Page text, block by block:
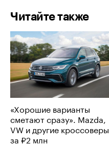
Читайте также
«Хорошие варианты
сметают сразу». Mazda,
VW и другие кроссоверы
за ₽2 млн